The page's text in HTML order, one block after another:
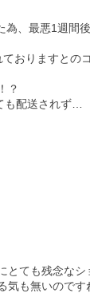
、最悪1週間
おりますとの
？
も配送されず…
ても残念なシ
気も無いのです